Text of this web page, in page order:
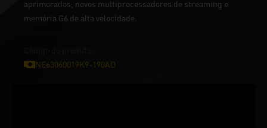
aprimorados, novos multiprocessadores de streaming e
memória G6 de alta velocidade.
NE63060019K9-190AD